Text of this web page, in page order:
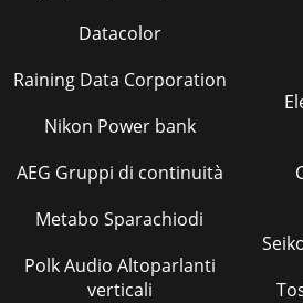
Datacolor
Raining Data Corporation
Nikon Power bank
AEG Gruppi di continuità
Metabo Sparachiodi
Polk Audio Altoparlanti
verticali
Toshiba